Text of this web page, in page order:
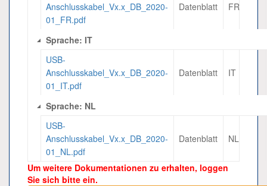
Anschlusskabel_Vx.x_DB_2020-
01_FR.pdf
Datenblatt FR
Sprache: IT
USB-
Anschlusskabel_Vx.x_DB_2020-
01_IT.pdf
Datenblatt IT
Sprache: NL
USB-
Anschlusskabel_Vx.x_DB_2020-
01_NL.pdf
Datenblatt NL
Um weitere Dokumentationen zu erhalten, loggen
Sie sich bitte ein.